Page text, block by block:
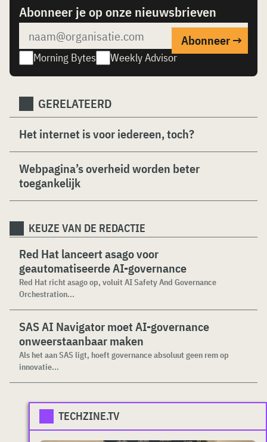
Abonneer je op onze nieuwsbrieven
Morning Bytes Weekly Advisor
GERELATEERD
Het internet is voor iedereen, toch?
Webpagina’s overheid worden beter
toegankelijk
KEUZE VAN DE REDACTIE
Red Hat lanceert asago voor
geautomatiseerde AI-governance
Red Hat richt asago op, voluit AI Safety And Governance
Orchestration...
SAS AI Navigator moet AI-governance
onweerstaanbaar maken
Als het aan SAS ligt, hoeft governance absoluut geen rem op
innovatie...
TECHZINE.TV